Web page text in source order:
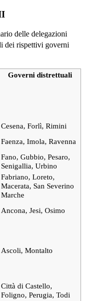
delle delegazioni
dei rispettivi governi
Governi distrettuali
Cesena, Forlì, Rimini
Faenza, Imola, Ravenna
Fano, Gubbio, Pesaro,
Senigallia, Urbino
Fabriano, Loreto,
Macerata, San Severino
Marche
Ancona, Jesi, Osimo
Ascoli, Montalto
Città di Castello,
Foligno, Perugia, Todi